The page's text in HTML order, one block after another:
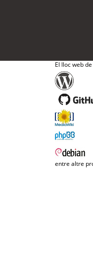
El lloc web
entre altre